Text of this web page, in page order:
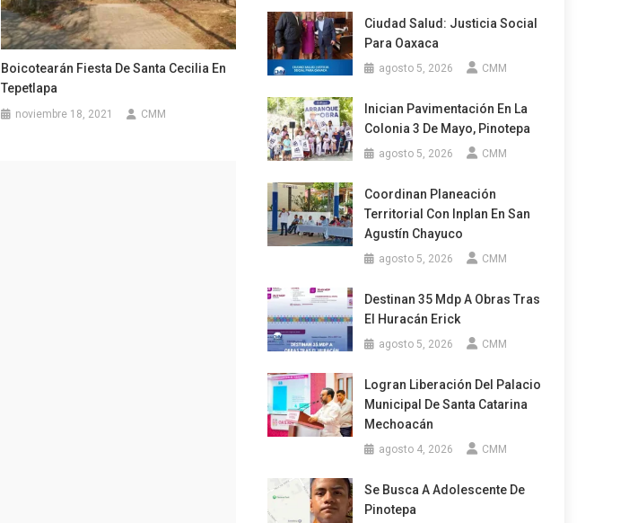
Boicotearán Fiesta De Santa Cecilia En
Tepetlapa
noviembre 18, 2021 CMM
Ciudad Salud: Justicia Social
Para Oaxaca
agosto 5, 2026 CMM
Inician Pavimentación En La
Colonia 3 De Mayo, Pinotepa
agosto 5, 2026 CMM
Coordinan Planeación
Territorial Con Inplan En San
Agustín Chayuco
agosto 5, 2026 CMM
Destinan 35 Mdp A Obras Tras
El Huracán Erick
agosto 5, 2026 CMM
Logran Liberación Del Palacio
Municipal De Santa Catarina
Mechoacán
agosto 4, 2026 CMM
Se Busca A Adolescente De
Pinotepa